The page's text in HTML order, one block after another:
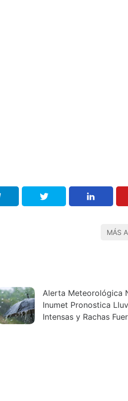
MÁS
Alerta Meteorológica
Inumet Pronostica
Intensas y Rachas